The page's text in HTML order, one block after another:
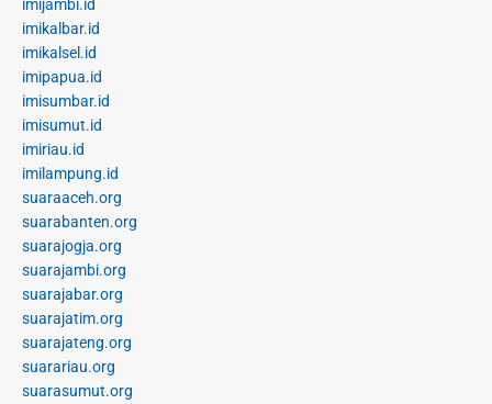
imijambi.id
imikalbar.id
imikalsel.id
imipapua.id
imisumbar.id
imisumut.id
imiriau.id
imilampung.id
suaraaceh.org
suarabanten.org
suarajogja.org
suarajambi.org
suarajabar.org
suarajatim.org
suarajateng.org
suarariau.org
suarasumut.org